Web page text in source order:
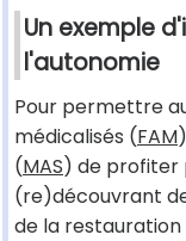
Un exemple
l'autonomie
Pour permettre
médicalisés (FAM
(MAS) de profiter
(re)découvrant
de la